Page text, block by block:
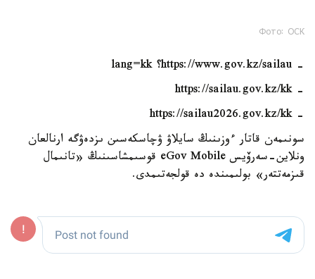
Фото: ОСК
- https://www.gov.kz/sailau؟ lang=kk
- https://sailau.gov.kz/kk
- https://sailau2026.gov.kz/kk
سونىمەن قاتار ءوزىنىڭ سايلاۋ ۋچاسكەسىن ىزدەۋگە ارنالعان
ونلاين-سەرۆيس eGov Mobile قوسىمشاسىنىڭ «تانىمال
قىزمەتتەر» بولىمىندە دە قولجەتىمدى.